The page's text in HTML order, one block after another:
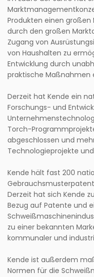
Produkten einen
durch den großen
Zugang von
von Haushalten zu
Entwicklung durch
praktische Maßnahmen
Derzeit hat Kende ein
Forschungs- und
Torch-
abgeschlossen und
Technologieprojekte
Kende hält fast 200
Derzeit hat sich Kende
Bezug auf Patente und
zu einer bekannten
kommunaler und
Kende ist außerdem
Normen für die